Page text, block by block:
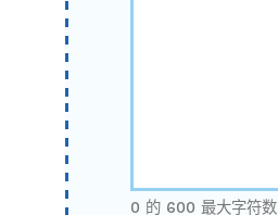
0 的 600 最大字符数